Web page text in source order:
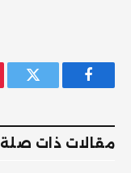
فيسبوك تويتر
مقالات ذات صلة